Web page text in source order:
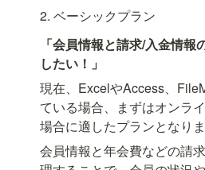
2. ベーシックプラン
「会員情報と請求/入金情報
したい！」
現在、ExcelやAccess、
ている場合、まずはオンラ
場合に適したプランとなりま
会員情報と年会費などの請